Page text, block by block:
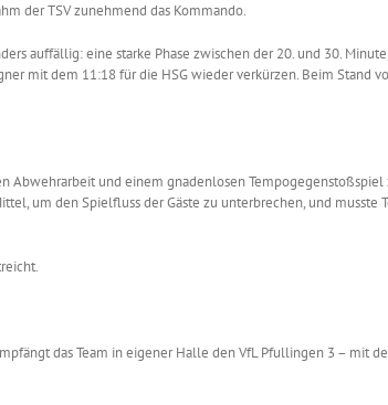
der TSV zunehmend das Kommando.
auffällig: eine starke Phase zwischen der 20. und 30.
mit dem 11:18 für die HSG wieder verkürzen. Beim Stand
und einem gnadenlosen Tempogegenstoßspiel
um den Spielfluss der Gäste zu unterbrechen, und musste
das Team in eigener Halle den VfL Pfullingen 3 – mit